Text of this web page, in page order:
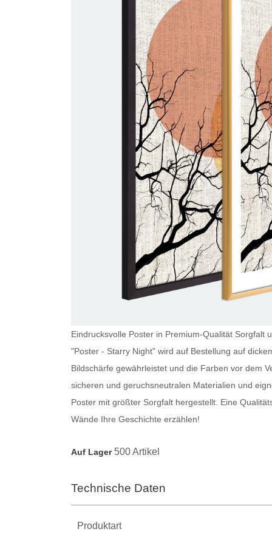
Eindrucksvolle Poster in Premium-Qualität Sorgfalt
"Poster - Starry Night" wird auf Bestellung auf
Bildschärfe gewährleistet und die Farben vor dem
sicheren und geruchsneutralen Materialien und
Poster mit größter Sorgfalt hergestellt. Eine
Wände Ihre Geschichte erzählen!
Auf Lager 500 Artikel
Technische Daten
Produktart